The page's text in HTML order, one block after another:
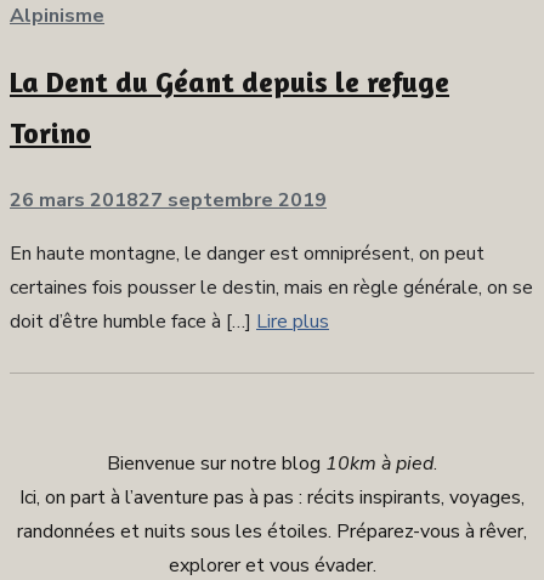
Alpinisme
La Dent du Géant depuis le refuge
Torino
Publié
26 mars 201827 septembre 2019
En haute montagne, le danger est omniprésent, on peut
certaines fois pousser le destin, mais en règle générale, on se
doit d’être humble face à […] Lire plus
Bienvenue sur notre blog 10km à pied.
Ici, on part à l’aventure pas à pas : récits inspirants, voyages,
randonnées et nuits sous les étoiles. Préparez-vous à rêver,
explorer et vous évader.